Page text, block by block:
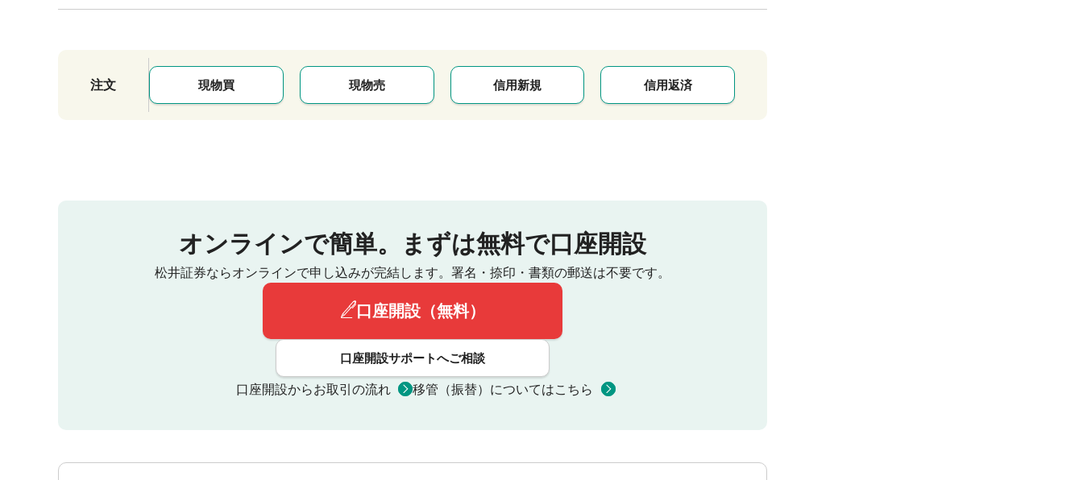
注文 現物買 現物売 信用新規 信用返済
オンラインで簡単。 まずは無料で口座開設
松井証券ならオンラインで申し込みが完結します。 署名・捺印・書類の郵送は不要です。
口座開設（無料）
口座開設サポートへご相談
口座開設からお取引の流れ 移管（振替）についてはこちら